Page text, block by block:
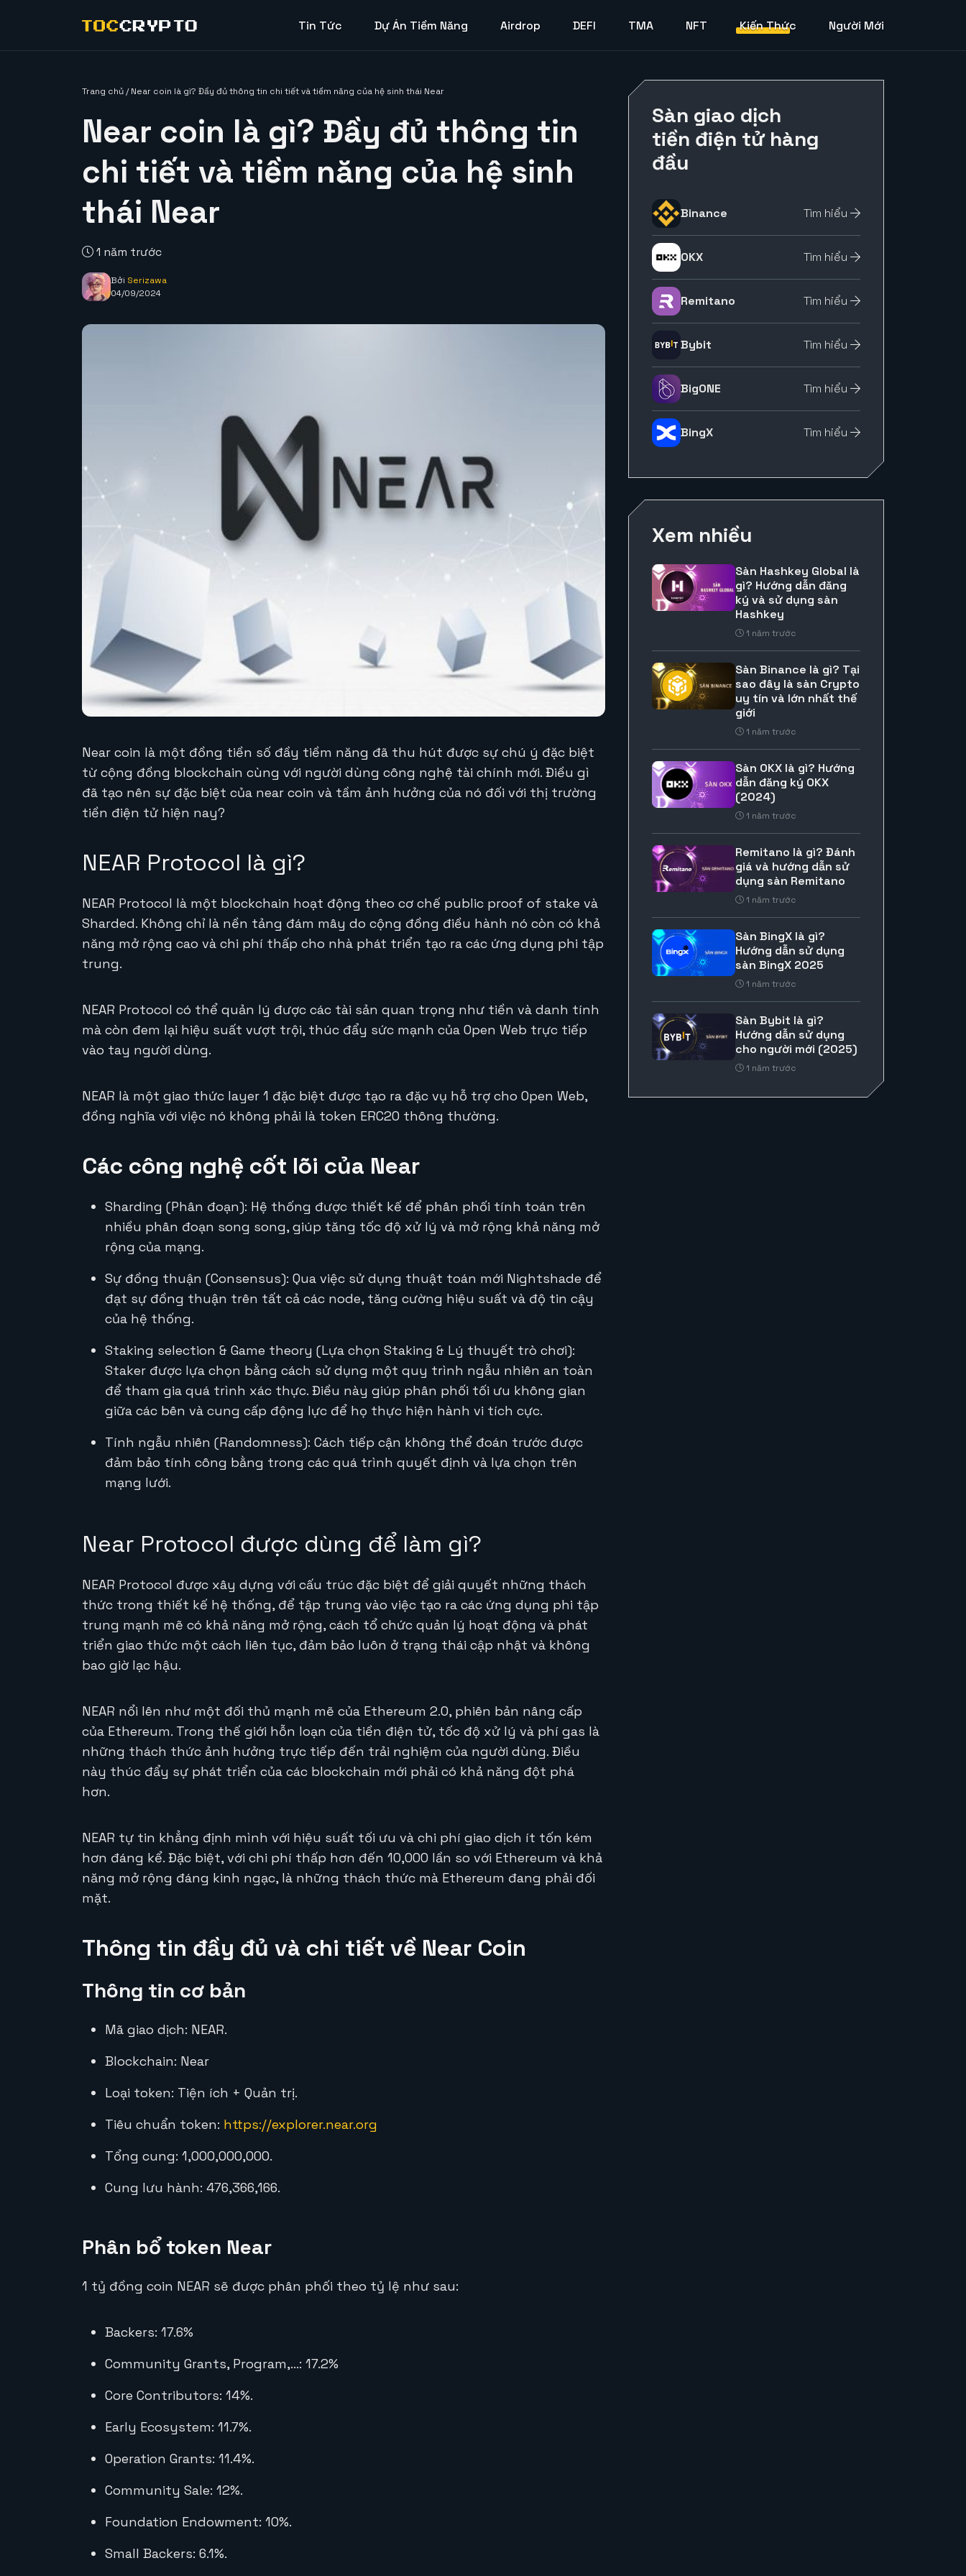
Tin Tức Dự Án Tiềm Năng Airdrop DEFI TMA NFT Kiến Thức Người Mới
Trang chủ/Near coin là gì? Đầy đủ thông tin chi tiết và tiềm năng của hệ sinh thái Near
Near coin là gì? Đầy đủ thông tin
chi tiết và tiềm năng của hệ sinh
thái Near
1 năm trước
Bởi Serizawa
04/09/2024
Near coin là một đồng tiền số đầy tiềm năng đã thu hút được sự chú ý đặc biệt
từ cộng đồng blockchain cùng với người dùng công nghệ tài chính mới. Điều gì
đã tạo nên sự đặc biệt của near coin và tầm ảnh hưởng của nó đối với thị trường
tiền điện tử hiện nay?
NEAR Protocol là gì?
NEAR Protocol là một blockchain hoạt động theo cơ chế public proof of stake và
Sharded. Không chỉ là nền tảng đám mây do cộng đồng điều hành nó còn có khả
năng mở rộng cao và chi phí thấp cho nhà phát triển tạo ra các ứng dụng phi tập
trung.
NEAR Protocol có thể quản lý được các tài sản quan trọng như tiền và danh tính
mà còn đem lại hiệu suất vượt trội, thúc đẩy sức mạnh của Open Web trực tiếp
vào tay người dùng.
NEAR là một giao thức layer 1 đặc biệt được tạo ra đặc vụ hỗ trợ cho Open Web,
đồng nghĩa với việc nó không phải là token ERC20 thông thường.
Các công nghệ cốt lõi của Near
Sharding (Phân đoạn): Hệ thống được thiết kế để phân phối tính toán trên
nhiều phân đoạn song song, giúp tăng tốc độ xử lý và mở rộng khả năng mở
rộng của mạng.
Sự đồng thuận (Consensus): Qua việc sử dụng thuật toán mới Nightshade để
đạt sự đồng thuận trên tất cả các node, tăng cường hiệu suất và độ tin cậy
của hệ thống.
Staking selection & Game theory (Lựa chọn Staking & Lý thuyết trò chơi):
Staker được lựa chọn bằng cách sử dụng một quy trình ngẫu nhiên an toàn
để tham gia quá trình xác thực. Điều này giúp phân phối tối ưu không gian
giữa các bên và cung cấp động lực để họ thực hiện hành vi tích cực.
Tính ngẫu nhiên (Randomness): Cách tiếp cận không thể đoán trước được
đảm bảo tính công bằng trong các quá trình quyết định và lựa chọn trên
mạng lưới.
Near Protocol được dùng để làm gì?
NEAR Protocol được xây dựng với cấu trúc đặc biệt để giải quyết những thách
thức trong thiết kế hệ thống, để tập trung vào việc tạo ra các ứng dụng phi tập
trung mạnh mẽ có khả năng mở rộng, cách tổ chức quản lý hoạt động và phát
triển giao thức một cách liên tục, đảm bảo luôn ở trạng thái cập nhật và không
bao giờ lạc hậu.
NEAR nổi lên như một đối thủ mạnh mẽ của Ethereum 2.0, phiên bản nâng cấp
của Ethereum. Trong thế giới hỗn loạn của tiền điện tử, tốc độ xử lý và phí gas là
những thách thức ảnh hưởng trực tiếp đến trải nghiệm của người dùng. Điều
này thúc đẩy sự phát triển của các blockchain mới phải có khả năng đột phá
hơn.
NEAR tự tin khẳng định mình với hiệu suất tối ưu và chi phí giao dịch ít tốn kém
hơn đáng kể. Đặc biệt, với chi phí thấp hơn đến 10,000 lần so với Ethereum và khả
năng mở rộng đáng kinh ngạc, là những thách thức mà Ethereum đang phải đối
mặt.
Thông tin đầy đủ và chi tiết về Near Coin
Thông tin cơ bản
Mã giao dịch: NEAR.
Blockchain: Near
Loại token: Tiện ích + Quản trị.
Tiêu chuẩn token: https://explorer.near.org
Tổng cung: 1,000,000,000.
Cung lưu hành: 476,366,166.
Phân bổ token Near
1 tỷ đồng coin NEAR sẽ được phân phối theo tỷ lệ như sau:
Backers: 17.6%
Community Grants, Program,…: 17.2%
Core Contributors: 14%.
Early Ecosystem: 11.7%.
Operation Grants: 11.4%.
Community Sale: 12%.
Foundation Endowment: 10%.
Small Backers: 6.1%.
Sàn giao dịch
tiền điện tử hàng
đầu
Binance Tìm hiểu
OKX Tìm hiểu
Remitano Tìm hiểu
Bybit Tìm hiểu
BigONE Tìm hiểu
BingX Tìm hiểu
Xem nhiều
Sàn Hashkey Global là
gì? Hướng dẫn đăng
ký và sử dụng sàn
Hashkey
1 năm trước
Sàn Binance là gì? Tại
sao đây là sàn Crypto
uy tín và lớn nhất thế
giới
1 năm trước
Sàn OKX là gì? Hướng
dẫn đăng ký OKX
(2024)
1 năm trước
Remitano là gì? Đánh
giá và hướng dẫn sử
dụng sàn Remitano
1 năm trước
Sàn BingX là gì?
Hướng dẫn sử dụng
sàn BingX 2025
1 năm trước
Sàn Bybit là gì?
Hướng dẫn sử dụng
cho người mới (2025)
1 năm trước